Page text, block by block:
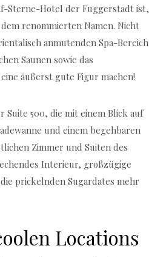
Sterne-Hotel der Fuggerstadt ist,
renommierten Namen. Nicht
anmutenden Spa-Bereich
Saunen sowie das
äußerst gute Figur machen!
500, die mit einem Blick auf
und einem begehbaren
Zimmer und Suiten des
Interieur, großzügige
prickelnden Sugardates mehr
Locations